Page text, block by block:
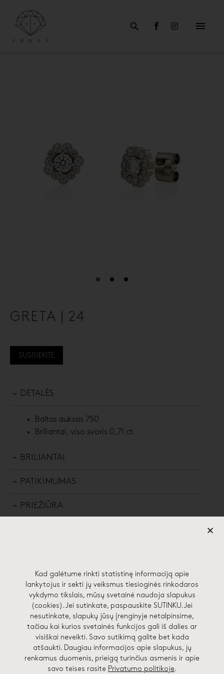
GRETA | 24
SUSISIEKITE
DETALĖS
Baltas auksas 750
Briliantai, viso svoris 0,71 ct
BRILIANTAI
PATIKIMUMAS
PRIEŽIŪRA
57 EDGES STUDIJA
Lydos g. 4-71, 01133 Vilnius
hello@57edges.com
+370 682 41748
Kad galėtume rinkti statistinę informaciją apie
lankytojus ir sekti jų veiksmus tiesioginės rinkodaros
vykdymo tikslais, mūsų svetainė naudoja slapukus
(cookies). Jei sutinkate, paspauskite SUTINKU. Jei
nesutinkate, slapukų jūsų įrenginyje netalpinsime,
tačiau kai kurios svetainės funkcijos gali iš dalies ar
visiškai neveikti. Savo sutikimą galite bet kada
atšaukti. Daugiau informacijos apie slapukus, jų
renkamus duomenis, prieigą turinčius asmenis ir apie
savo teises rasite Privatumo politikoje .